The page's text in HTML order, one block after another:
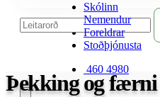
Skólinn
Nemendur
Foreldrar
Stoðþjónusta
460 4980
Þekking og færni